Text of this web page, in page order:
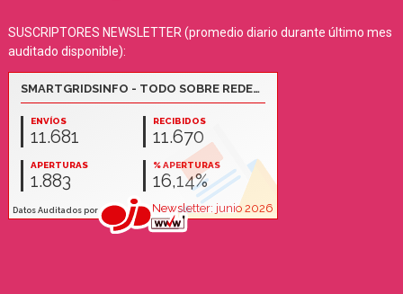
SUSCRIPTORES NEWSLETTER (promedio diario durante último mes
auditado disponible):